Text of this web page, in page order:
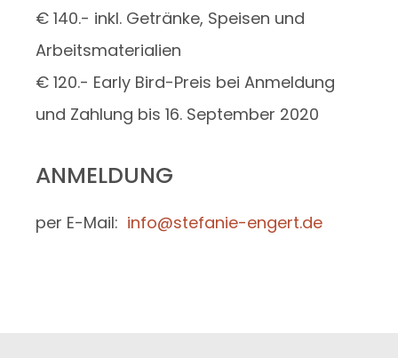
€ 140.- inkl. Getränke, Speisen und
Arbeitsmaterialien
€ 120.- Early Bird-Preis bei Anmeldung
und Zahlung bis 16. September 2020
ANMELDUNG
per E-Mail: info@stefanie-engert.de